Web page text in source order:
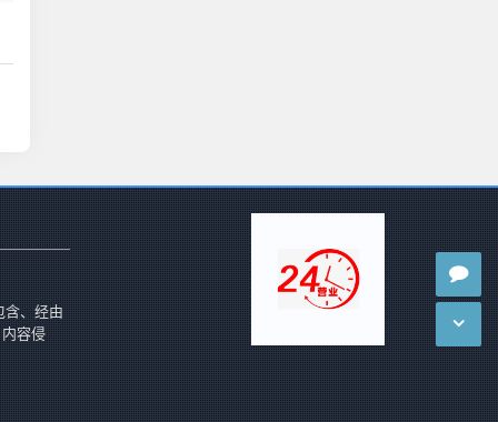
含、经由
容侵